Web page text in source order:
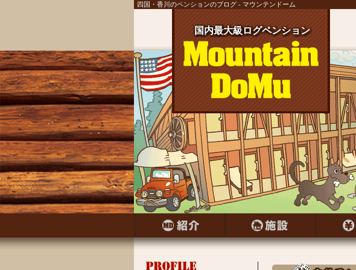
四国・香川のペンションのブログ - マウンテンドーム
国内最大級ログペンション
国内最大級ログペンション
国内最大級ログペンション
国内最大級ログペンション
国内最大級ログペンション
国内最大級ログペンション
国内最大級ログペンション
国内最大級ログペンション
国内最大級ログペンション
国内最大級ログペンション
国内最大級ログペンション
国内最大級ログペンション
国内最大級ログペンション
国内最大級ログペンション
国内最大級ログペンション
国内最大級ログペンション
国内最大級ログペンション
国内最大級ログペンション
国内最大級ログペンション
国内最大級ログペンション
国内最大級ログペンション
国内最大級ログペンション
国内最大級ログペンション
国内最大級ログペンション
国内最大級ログペンション